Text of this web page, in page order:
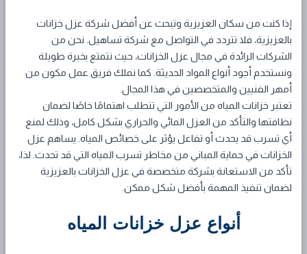
إذا كنت من سكان العزيزية وتبحث عن أفضل شركة عزل خزانات
بالعزيزية، فلا تتردد في التواصل مع شركة تساهيل. نحن من
الشركات الرائدة في مجال عزل الخزانات، حيث نتمتع بخبرة طويلة
ونستخدم أجود أنواع المواد الحديثة. كما نملك فريق عمل مكون من
أمهر الفنيين والمتخصصين في هذا المجال.
تعتبر خزانات المياه من الأمور التي تتطلب اهتمامًا خاصًا لضمان
نظافتها والتأكد من العزل المائي والحراري بشكل كامل، وذلك لمنع
أي تسرب قد يحدث أو تفاعل يؤثر على خصائص المياه. يساهم عزل
الخزانات في حماية المباني من مخاطر تسرب المياه التي قد تحدث. لذا،
تأكد من الاستعانة بشركة متخصصة في عزل الخزانات بالعزيزية
لضمان تنفيذ المهمة بأفضل شكل ممكن.
أنواع عزل خزانات المياه